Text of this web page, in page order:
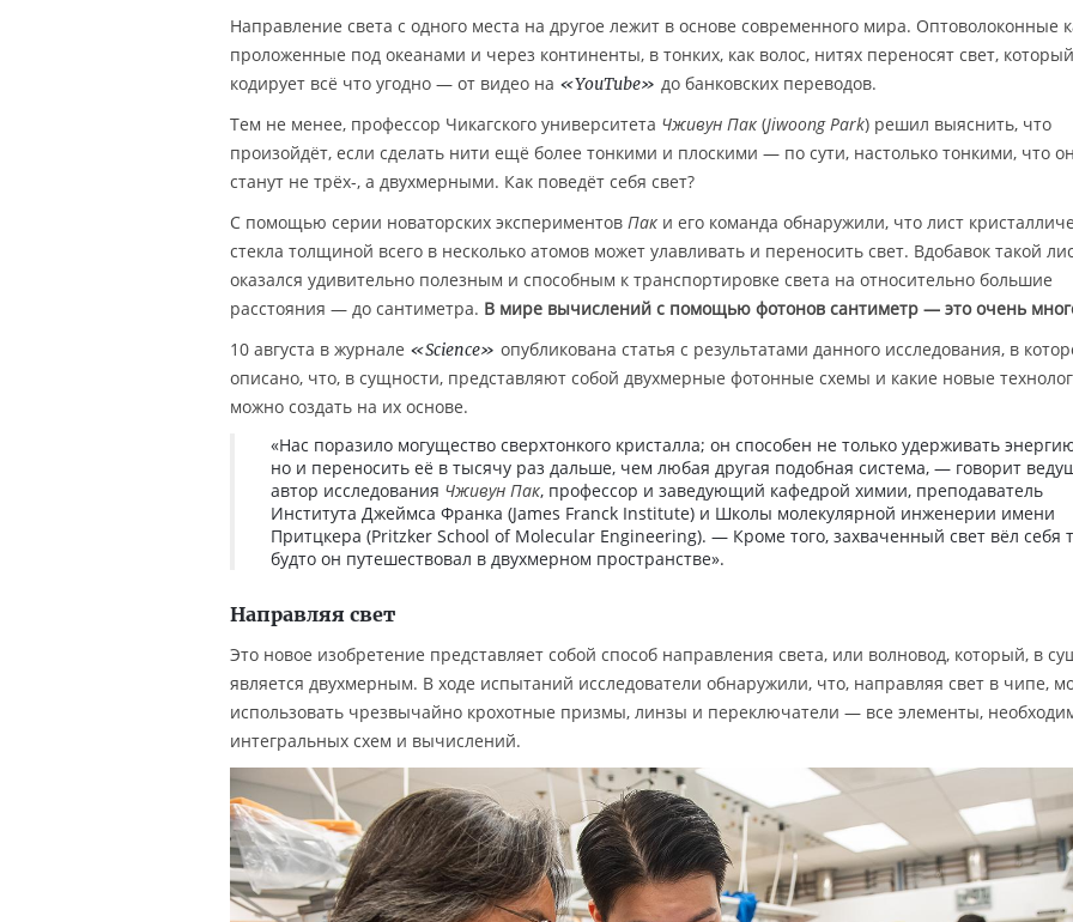
Направление света с одного места на другое лежит в основе современного мира. Оптоволоконные
проложенные под океанами и через континенты, в тонких, как волос, нитях переносят свет, который
кодирует всё что угодно — от видео на «YouTube» до банковских переводов.
Тем не менее, профессор Чикагского университета Чживун Пак (Jiwoong Park) решил выяснить, что
произойдёт, если сделать нити ещё более тонкими и плоскими — по сути, настолько тонкими, что
станут не трёх-, а двухмерными. Как поведёт себя свет?
С помощью серии новаторских экспериментов Пак и его команда обнаружили, что лист
стекла толщиной всего в несколько атомов может улавливать и переносить свет. Вдобавок такой
оказался удивительно полезным и способным к транспортировке света на относительно большие
расстояния — до сантиметра. В мире вычислений с помощью фотонов сантиметр — это очень
10 августа в журнале «Science» опубликована статья с результатами данного исследования, в
описано, что, в сущности, представляют собой двухмерные фотонные схемы и какие новые
можно создать на их основе.
«Нас поразило могущество сверхтонкого кристалла; он способен не только удерживать
но и переносить её в тысячу раз дальше, чем любая другая подобная система, — говорит
автор исследования Чживун Пак, профессор и заведующий кафедрой химии, преподаватель
Института Джеймса Франка (James Franck Institute) и Школы молекулярной инженерии имени
Притцкера (Pritzker School of Molecular Engineering). — Кроме того, захваченный свет вёл себя
будто он путешествовал в двухмерном пространстве».
Направляя свет
Это новое изобретение представляет собой способ направления света, или волновод, который, в
является двухмерным. В ходе испытаний исследователи обнаружили, что, направляя свет в чипе,
использовать чрезвычайно крохотные призмы, линзы и переключатели — все элементы,
интегральных схем и вычислений.